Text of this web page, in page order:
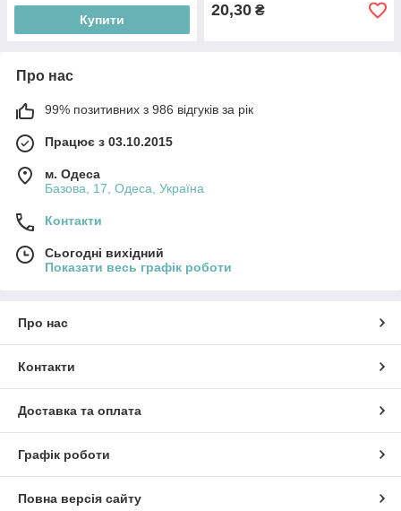
Купити
20,30 ₴
Про нас
99% позитивних з 986 відгуків за рік
Працює з 03.10.2015
м. Одеса
Базова, 17, Одеса, Україна
Контакти
Сьогодні вихідний
Показати весь графік роботи
Про нас
Контакти
Доставка та оплата
Графік роботи
Повна версія сайту